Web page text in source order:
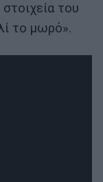
του
το μωρό».